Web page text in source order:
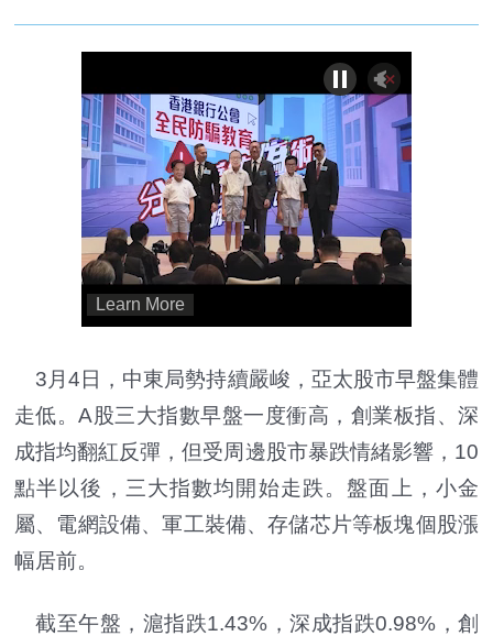
3月4日，中東局勢持續嚴峻，亞太股市早盤集體
走低。A股三大指數早盤一度衝高，創業板指、深
成指均翻紅反彈，但受周邊股市暴跌情緒影響，10
點半以後，三大指數均開始走跌。盤面上，小金
屬、電網設備、軍工裝備、存儲芯片等板塊個股漲
幅居前。
截至午盤，滬指跌1.43%，深成指跌0.98%，創